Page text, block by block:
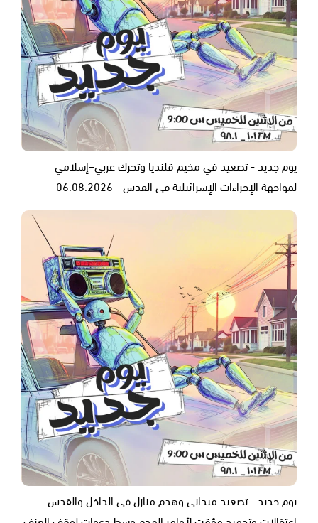
يوم جديد - تصعيد في مخيم قلنديا وتحرك عربي–إسلامي
لمواجهة الإجراءات الإسرائيلية في القدس - 06.08.2026
يوم جديد - تصعيد ميداني وهدم منازل في الداخل والقدس…